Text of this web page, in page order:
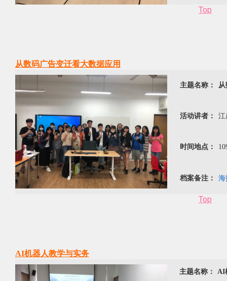
Top
从数码广告变迁看大数据应用
主题名称：
活动讲者： 江
时间地点：
档案备注： 海
Top
AI机器人教学与实务
主题名称： AI